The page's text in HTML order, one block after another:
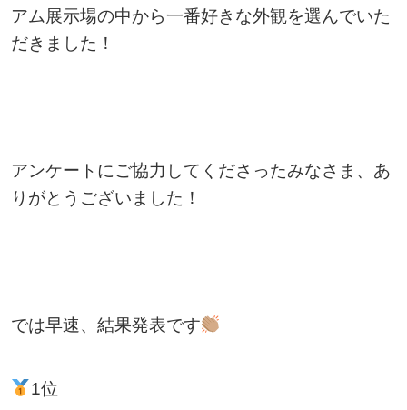
アム展示場の中から一番好きな外観を選んでいた
だきました！
アンケートにご協力してくださったみなさま、あ
りがとうございました！
では早速、結果発表です
1位